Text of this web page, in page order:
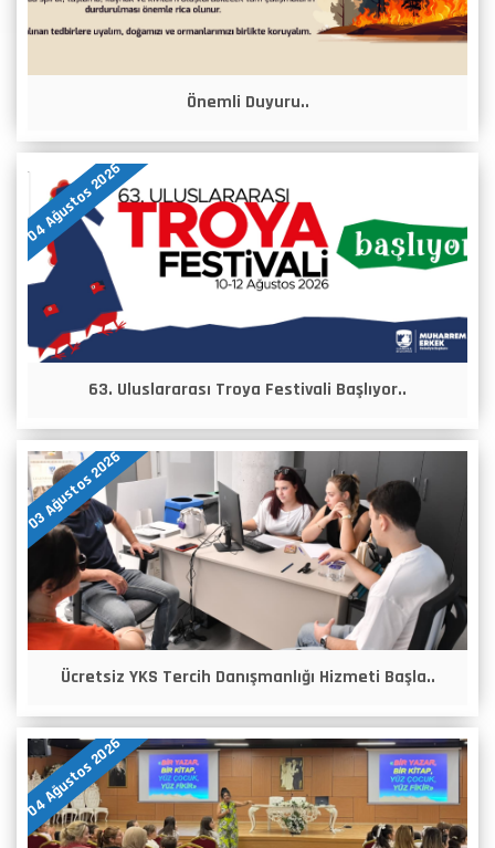
Önemli Duyuru..
04 Ağustos 2026
63. Uluslararası Troya Festivali Başlıyor..
03 Ağustos 2026
Ücretsiz YKS Tercih Danışmanlığı Hizmeti Başla..
04 Ağustos 2026